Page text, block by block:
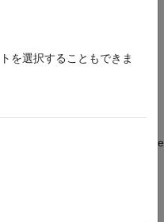
returns the change
を選択することもできま